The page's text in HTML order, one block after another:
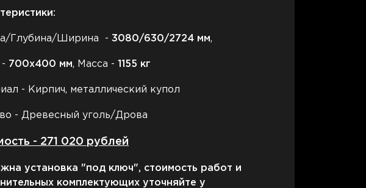
Глубина/Ширина - 3080/630/2724 мм,
- 700х400 мм, Масса - 1155 кг
- Кирпич, металлический купол
- Древесный уголь/Дрова
- 271 020 рублей
установка "под ключ", стоимость работ и
комплектующих уточняйте у